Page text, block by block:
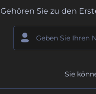
Gehören Sie zu den
Sie